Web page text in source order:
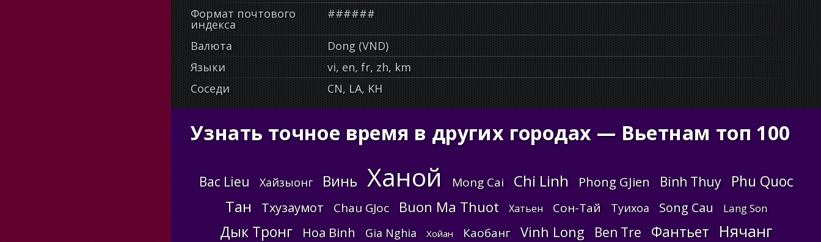
Формат почтового
индекса
######
Валюта
Dong (VND)
Языки
vi, en, fr, zh, km
Соседи
CN, LA, KH
Узнать точное время в других городах — Вьетнам топ 100
Bac Lieu Хайзыонг Винь Ханой Mong Cai Chi Linh Phong GJien Binh Thuy Phu Quoc
Тан Тхузаумот Chau GJoc Buon Ma Thuot Хатьен Сон-Тай Туихоа Song Cau Lang Son
Дык Тронг Hoa Binh Gia Nghia Хойан Каобанг Vinh Long Ben Tre Фантьет Нячанг